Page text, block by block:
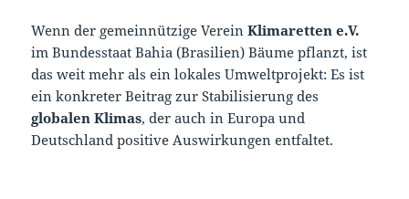
Wenn der gemeinnützige VereinKlimaretten e.V.
im Bundesstaat Bahia (Brasilien) Bäume pflanzt, ist
das weit mehr als ein lokales Umweltprojekt: Es ist
ein konkreter Beitrag zur Stabilisierung des
globalen Klimas, der auch in Europa und
Deutschland positive Auswirkungen entfaltet.